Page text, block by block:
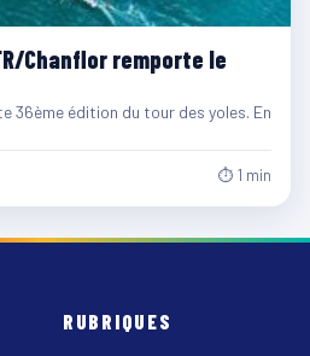
Chanflor remporte le
36ème édition du tour des yoles. En
⏱ 1 min
RUBRIQUES